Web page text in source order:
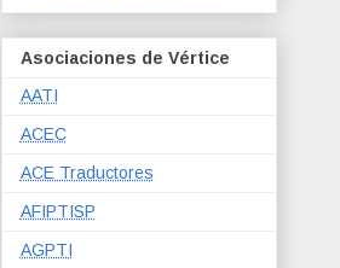
Asociaciones de Vértice
AATI
ACEC
ACE Traductores
AFIPTISP
AGPTI